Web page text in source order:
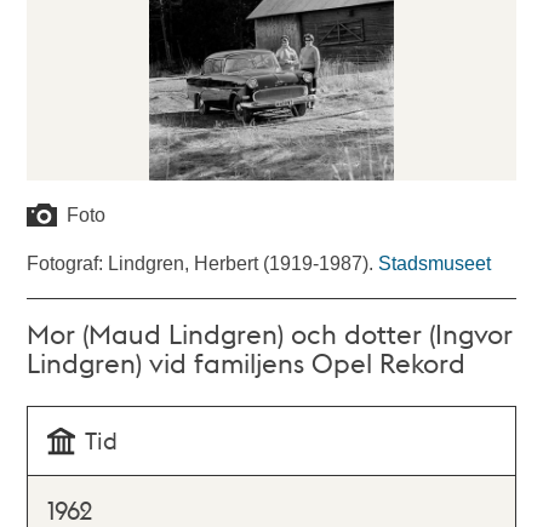
Foto
Fotograf: Lindgren, Herbert (1919-1987). Stadsmuseet
Mor (Maud Lindgren) och dotter (Ingvor
Lindgren) vid familjens Opel Rekord
Tid
1962